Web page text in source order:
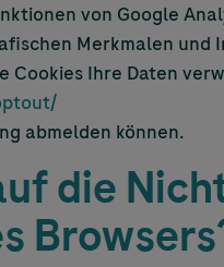
von Google
Merkmalen und
Ihre Daten
abmelden können.
die